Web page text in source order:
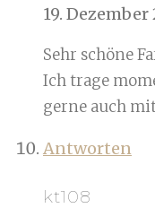
19. Dezember
Sehr schöne
Ich trage
gerne auch
Antworten
kt108